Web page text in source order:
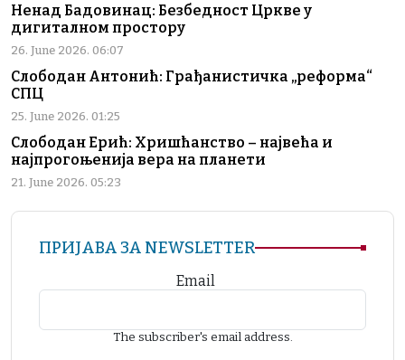
Ненад Бадовинац: Безбедност Цркве у
дигиталном простору
26. June 2026. 06:07
Слободан Антонић: Грађанистичка „реформа“
СПЦ
25. June 2026. 01:25
Слободан Ерић: Хришћанство – највећа и
најпрогоњенија вера на планети
21. June 2026. 05:23
ПРИЈАВА ЗА NEWSLETTER
Email
The subscriber's email address.